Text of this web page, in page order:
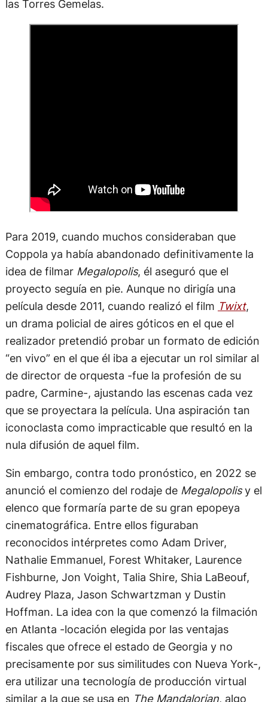
las Torres Gemelas.
Para 2019, cuando muchos consideraban que
Coppola ya había abandonado definitivamente la
idea de filmar Megalopolis, él aseguró que el
proyecto seguía en pie. Aunque no dirigía una
película desde 2011, cuando realizó el film Twixt,
un drama policial de aires góticos en el que el
realizador pretendió probar un formato de edición
“en vivo” en el que él iba a ejecutar un rol similar al
de director de orquesta -fue la profesión de su
padre, Carmine-, ajustando las escenas cada vez
que se proyectara la película. Una aspiración tan
iconoclasta como impracticable que resultó en la
nula difusión de aquel film.
Sin embargo, contra todo pronóstico, en 2022 se
anunció el comienzo del rodaje de Megalopolisy el
elenco que formaría parte de su gran epopeya
cinematográfica. Entre ellos figuraban
reconocidos intérpretes como Adam Driver,
Nathalie Emmanuel, Forest Whitaker, Laurence
Fishburne, Jon Voight, Talia Shire, Shia LaBeouf,
Audrey Plaza, Jason Schwartzman y Dustin
Hoffman. La idea con la que comenzó la filmación
en Atlanta -locación elegida por las ventajas
fiscales que ofrece el estado de Georgia y no
precisamente por sus similitudes con Nueva York-,
era utilizar una tecnología de producción virtual
similar a la que se usa en The Mandalorian, algo